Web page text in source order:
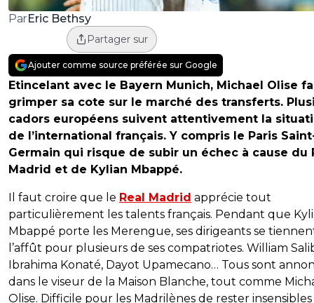
ParEric Bethsy
Partager sur
Ajouter comme source préférée sur Google
Etincelant avec le Bayern Munich, Michael Olise
grimper sa cote sur le marché des transferts.
cadors européens suivent attentivement la
de l’international français. Y compris le Paris
Germain qui risque de subir un échec à cause du
Madrid et de Kylian Mbappé.
Il faut croire que le Real Madrid apprécie tout
particulièrement les talents français. Pendant que
Mbappé porte les Merengue, ses dirigeants se
l’affût pour plusieurs de ses compatriotes. William
Ibrahima Konaté, Dayot Upamecano… Tous sont
dans le viseur de la Maison Blanche, tout comme
Olise. Difficile pour les Madrilènes de rester insensibles